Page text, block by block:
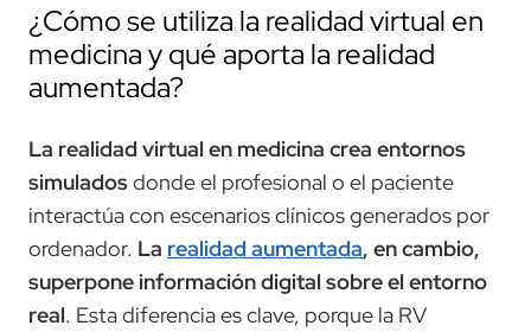
¿Cómo se utiliza la realidad virtual en
medicina y qué aporta la realidad
aumentada?
La realidad virtual en medicina crea entornos
simuladosdonde el profesional o el paciente
interactúa con escenarios clínicos generados por
ordenador. La realidad aumentada, en cambio,
superpone información digital sobre el entorno
real. Esta diferencia es clave, porque la RV